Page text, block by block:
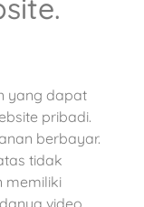
yang dapat
pribadi.
berbayar.
tidak
memiliki
video